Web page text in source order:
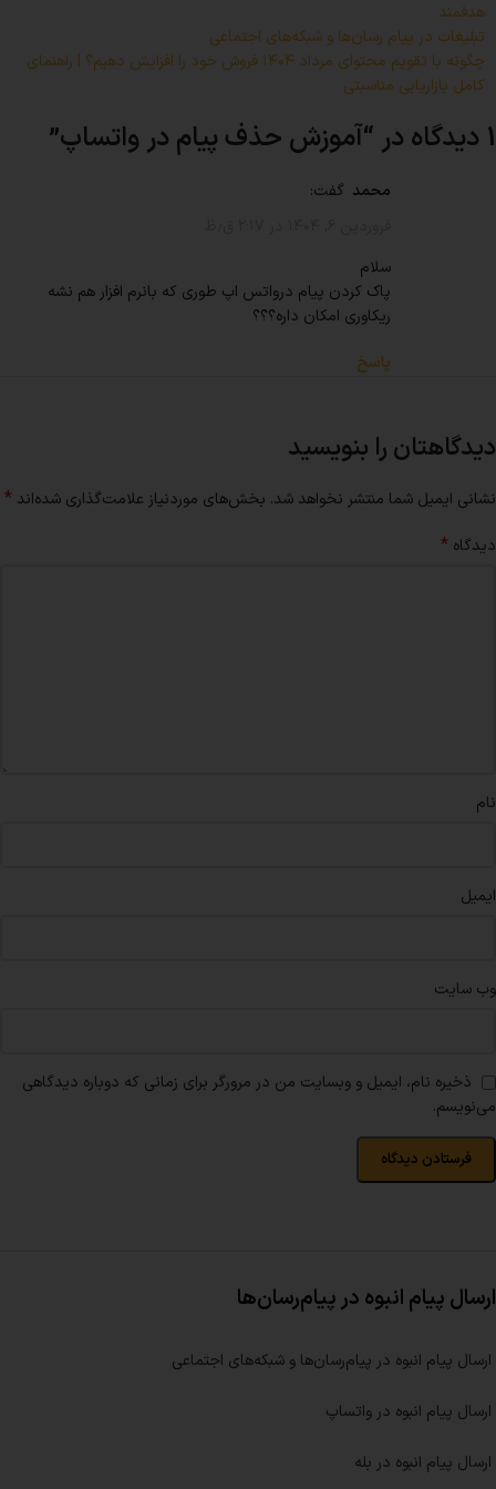
هدفمند
تبلیغات در پیام رسان‌ها و شبکه‌های اجتماعی
چگونه با تقویم محتوای مرداد ۱۴۰۴ فروش خود را افزایش دهیم؟ | راهنمای
کامل بازاریابی مناسبتی
1 دیدگاه در “ آموزش حذف پیام در واتساپ”
محمد گفت:
سلام
پاک کردن پیام درواتس اپ طوری که بانرم افزار هم نشه
ریکاوری امکان داره؟؟؟
پاسخ
دیدگاهتان را بنویسید
نشانی ایمیل شما منتشر نخواهد شد. بخش‌های موردنیاز علامت‌گذاری شده‌اند *
دیدگاه *
نام
ایمیل
وب‌ سایت
ذخیره نام، ایمیل و وبسایت من در مرورگر برای زمانی که دوباره دیدگاهی
می‌نویسم.
ارسال پیام انبوه در پیام‌رسان‌ها
ارسال پیام انبوه در پیام‌رسان‌ها و شبکه‌های اجتماعی
ارسال پیام انبوه در واتساپ
ارسال پیام انبوه در بله